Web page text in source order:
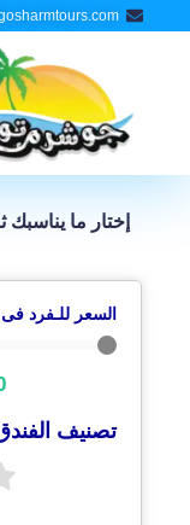
إلى
إختار ما
السعر للـفرد فى
تصنيف